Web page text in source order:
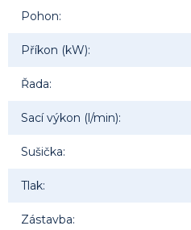
Pohon:
Příkon (kW):
Řada:
Sací výkon (l/min):
Sušička:
Tlak:
Zástavba: